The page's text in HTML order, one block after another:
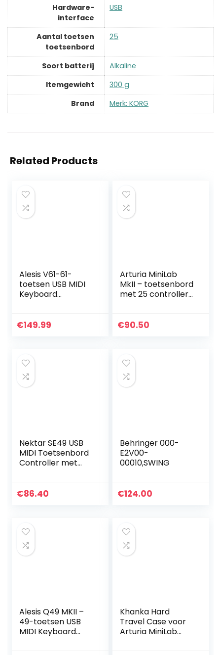
Hardware-
interface
‎USB
Aantal toetsen
toetsenbord
‎25
Soort batterij
‎Alkaline
Itemgewicht
‎300 g
Brand
Merk: KORG
Related Products
Alesis V61-61-
toetsen USB MIDI
Keyboard
pads, vier
€149.99
Arturia MiniLab
MkII – toetsenbord
met 25 controller.
Inclusief Mini V,
€90.50
Nektar SE49 USB
MIDI Toetsenbord
Controller met
€86.40
Behringer 000-
E2V00-
00010,SWING
€124.00
Alesis Q49 MKII –
49-toetsen USB
MIDI Keyboard
Khanka Hard
Travel Case voor
Arturia MiniLab